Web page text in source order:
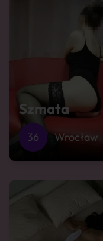
Szmata
36 Wrocław